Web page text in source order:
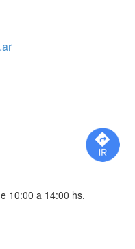
10:00 a 14:00 hs.